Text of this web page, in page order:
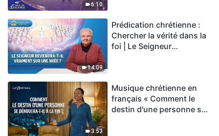
6:10
14:09
Prédication chrétienne :
Chercher la vérité dans la
foi | Le Seigneur
3:53
Musique chrétienne en
français « Comment le
destin d'une personne se